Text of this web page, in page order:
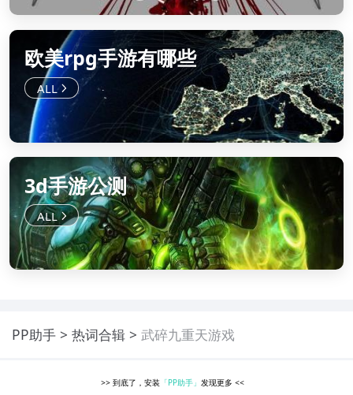
欧美rpg手游有哪些
3d手游公测
PP助手 热词合辑 武碎九重天游戏
>> 到底了，安装 「PP助手」发现更多<<